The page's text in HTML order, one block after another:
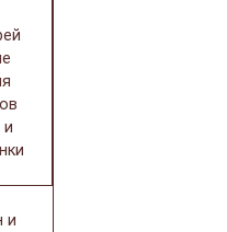
и
и